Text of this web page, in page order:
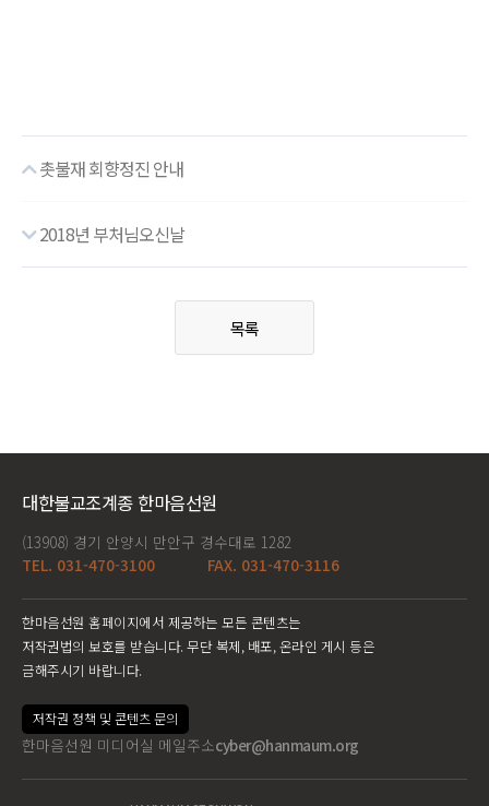
촛불재 회향정진 안내
2018년 부처님오신날
목록
대한불교조계종 한마음선원
(13908) 경기 안양시 만안구 경수대로 1282
TEL. 031-470-3100
FAX. 031-470-3116
한마음선원 홈페이지에서 제공하는 모든 콘텐츠는
저작권법의 보호를 받습니다. 무단 복제, 배포, 온라인 게시 등은
금해주시기 바랍니다.
저작권 정책 및 콘텐츠 문의
한마음선원 미디어실 메일주소cyber@hanmaum.org